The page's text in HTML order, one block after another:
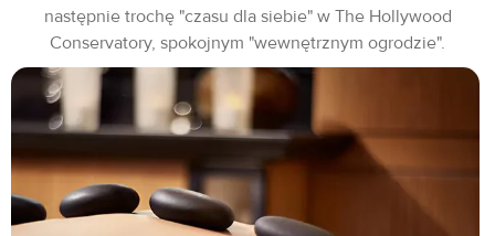
następnie trochę "czasu dla siebie" w The Hollywood
Conservatory, spokojnym "wewnętrznym ogrodzie".